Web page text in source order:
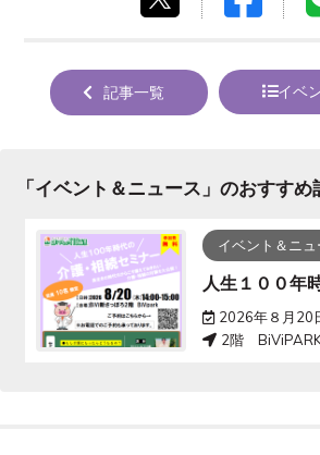
する
記事一覧 イベ
「イベント＆ニュース 」のおすすめ
イベント＆ニュ
2026年８月20日(木
2階